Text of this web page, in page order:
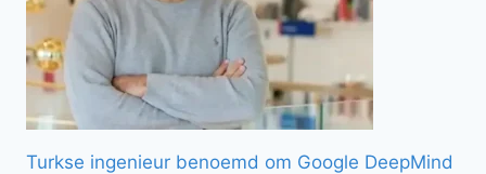
Turkse ingenieur benoemd om Google DeepMind